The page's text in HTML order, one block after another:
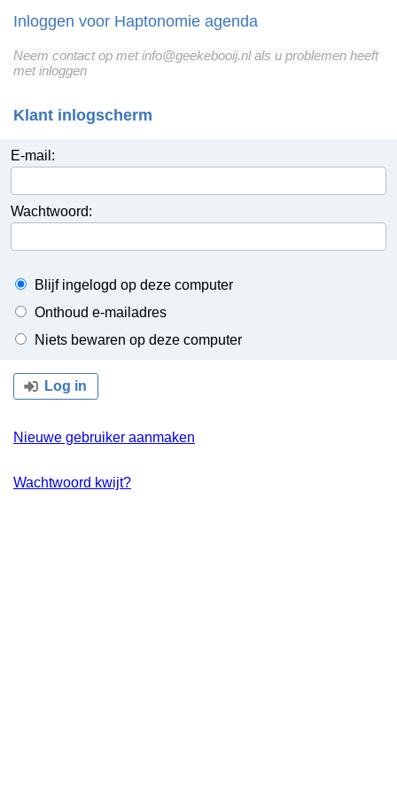
Inloggen voor Haptonomie agenda
Neem contact op met info@geekebooij.nl als u problemen heeft
met inloggen
Klant inlogscherm
E-mail:
Wachtwoord:
Blijf ingelogd op deze computer
Onthoud e-mailadres
Niets bewaren op deze computer
Log in
Nieuwe gebruiker aanmaken
Wachtwoord kwijt?